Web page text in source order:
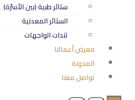
ستائر طبية (بين الأسرّة)
الستائر المعدنية
تندات الواجهات
معرض أعمالنا
المدونة
تواصل معنا